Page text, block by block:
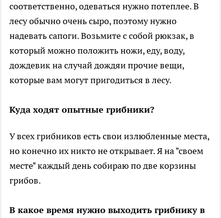
соответственно, одеваться нужно потеплее. В
лесу обычно очень сыро, поэтому нужно
надевать сапоги. Возьмите с собой рюкзак, в
который можно положить ножи, еду, воду,
дождевик на случай дождяи прочие вещи,
которые вам могут пригодиться в лесу.
Куда ходят опытные грибники?
У всех грибников есть свои излюбленные места,
но конечно их никто не открывает. Я на "своем
месте" каждый день собираю по две корзины
грибов.
В какое время нужно выходить грибнику в